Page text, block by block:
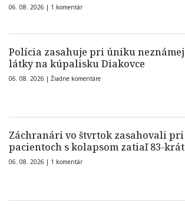
06. 08. 2026 | 1 komentár
Polícia zasahuje pri úniku neznámej
látky na kúpalisku Diakovce
06. 08. 2026 | Žiadne komentáre
Záchranári vo štvrtok zasahovali pri
pacientoch s kolapsom zatiaľ 83-krát
06. 08. 2026 | 1 komentár